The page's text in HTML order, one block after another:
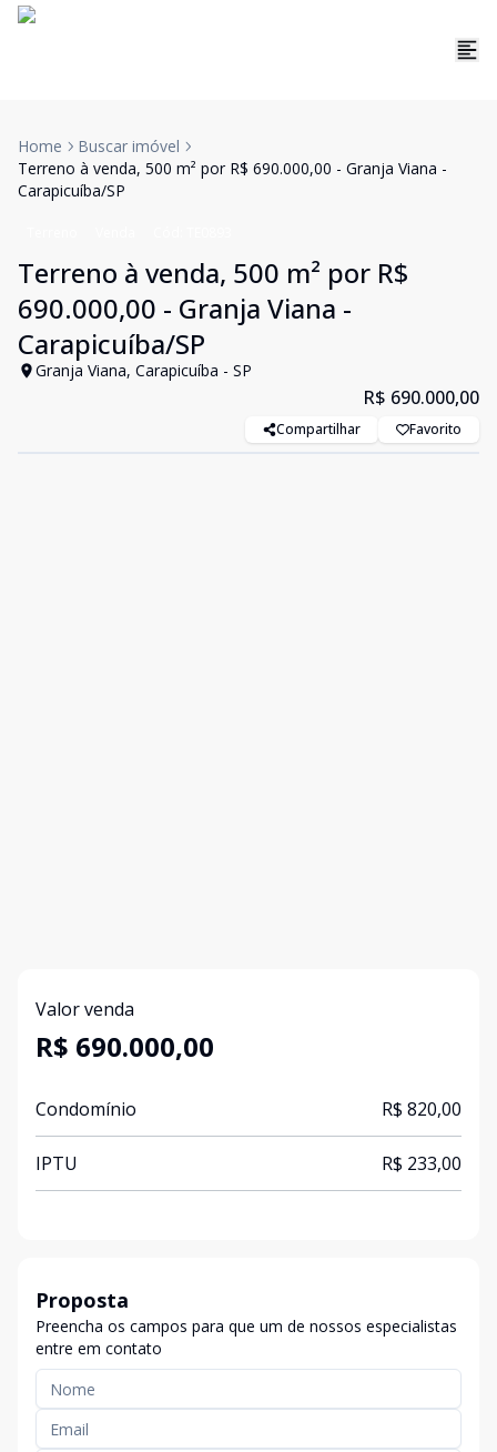
Home
Buscar imóvel
Terreno à venda, 500 m² por R$ 690.000,00 - Granja Viana -
Carapicuíba/SP
Terreno à venda, 500 m² por R$
690.000,00 - Granja Viana -
Carapicuíba/SP
Granja Viana, Carapicuíba - SP
R$ 690.000,00
Compartilhar Favorito
Valor venda
R$ 690.000,00
Condomínio R$ 820,00
IPTU R$ 233,00
Proposta
Preencha os campos para que um de nossos especialistas
entre em contato